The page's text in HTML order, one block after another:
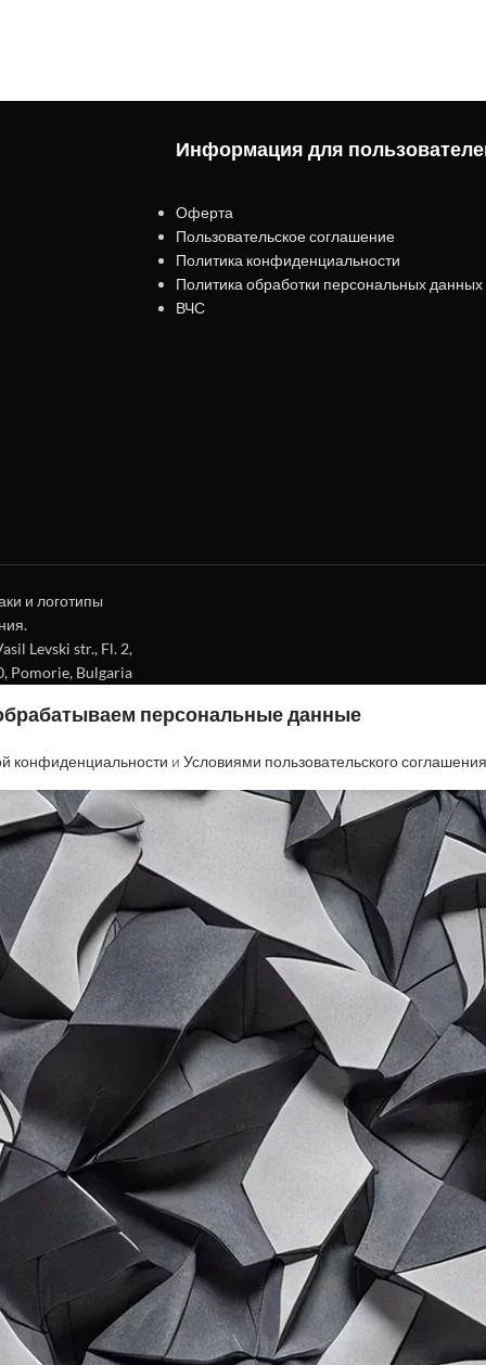
Информация для
Оферта
Пользовательское соглашение
Политика конфиденциальности
Политика обработки персональных данных
ВЧС
и логотипы
Levski str., Fl. 2,
Pomorie, Bulgaria
персональные данные
конфиденциальности и Условиями пользовательского соглашения